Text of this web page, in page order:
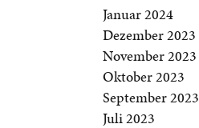
Januar 2024
Dezember 2023
November 2023
Oktober 2023
September 2023
Juli 2023